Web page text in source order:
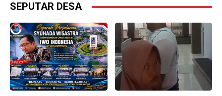
SEPUTAR DESA